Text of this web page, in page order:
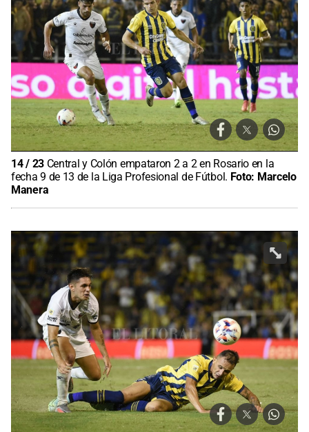
14/ 23 Central y Colón empataron 2 a 2 en Rosario en la
fecha 9 de 13 de la Liga Profesional de Fútbol. Foto: Marcelo
Manera